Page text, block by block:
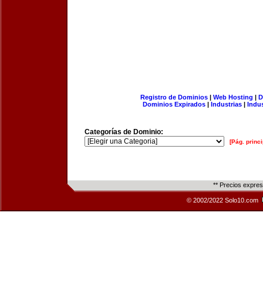
Registro de Dominios| Web Hosting |
Dominios Expirados | Industrias |
Categorías de Dominio:
[Pág.
** Precios
© 2002/2022 Solo10.com